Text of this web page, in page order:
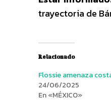
trayectoria de
Relacionado
Flossie amenaza
24/06/2025
En «MÉXICO»